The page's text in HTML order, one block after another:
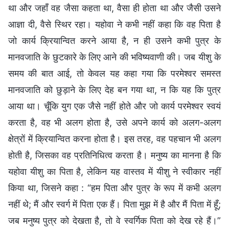
था और जहाँ वह जैसा कहता था, वैसा ही होता था और जैसी उसने
आज्ञा दी, वैसे स्थिर रहा। यहोवा ने कभी नहीं कहा कि वह पिता है
जो कार्य क्रियान्वित करने आया है, न ही उसने कभी पुत्र के
मानवजाति के छुटकारे के लिए आने की भविष्यवाणी की। जब यीशु के
समय की बात आई, तो केवल यह कहा गया कि परमेश्वर समस्त
मानवजाति को छुड़ाने के लिए देह बन गया था, न कि यह कि पुत्र
आया था। चूँकि युग एक जैसे नहीं होते और जो कार्य परमेश्वर स्वयं
करता है, वह भी अलग होता है, उसे अपने कार्य को अलग-अलग
क्षेत्रों में क्रियान्वित करना होता है। इस तरह, वह पहचान भी अलग
होती है, जिसका वह प्रतिनिधित्व करता है। मनुष्य का मानना है कि
यहोवा यीशु का पिता है, लेकिन यह वास्तव में यीशु ने स्वीकार नहीं
किया था, जिसने कहा : “हम पिता और पुत्र के रूप में कभी अलग
नहीं थे; मैं और स्वर्ग में पिता एक हैं। पिता मुझ में है और मैं पिता में हूँ;
जब मनुष्य पुत्र को देखता है, तो वे स्वर्गिक पिता को देख रहे हैं।”